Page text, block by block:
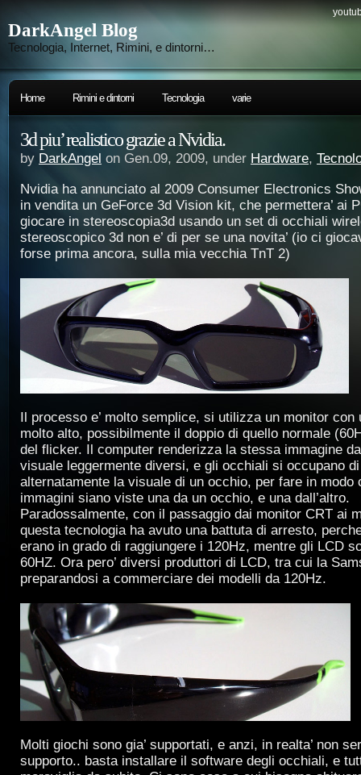
DarkAngel Blog
Tecnologia, Internet, Rimini, e dintorni…
Home Rimini e dintorni Tecnologia varie
3d piu’ realistico grazie a Nvidia.
by DarkAngel on Gen.09, 2009, under Hardware,
Nvidia ha annunciato al 2009 Consumer Electronics
in vendita un GeForce 3d Vision kit, che permettera’ ai
giocare in stereoscopia3d usando un set di occhiali
stereoscopico 3d non e’ di per se una novita’ (io ci
forse prima ancora, sulla mia vecchia TnT 2)
Il processo e’ molto semplice, si utilizza un monitor con
molto alto, possibilmente il doppio di quello normale
del flicker. Il computer renderizza la stessa immagine
visuale leggermente diversi, e gli occhiali si occupano
alternatamente la visuale di un occhio, per fare in modo
immagini siano viste una da un occhio, e una dall’altro.
Paradossalmente, con il passaggio dai monitor CRT ai
questa tecnologia ha avuto una battuta di arresto,
erano in grado di raggiungere i 120Hz, mentre gli LCD
60HZ. Ora pero’ diversi produttori di LCD, tra cui la
preparandosi a commerciare dei modelli da 120Hz.
Molti giochi sono gia’ supportati, e anzi, in realta’ non
supporto.. basta installare il software degli occhiali, e